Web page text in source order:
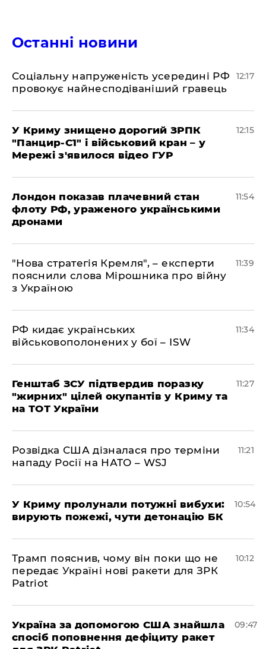
Останні новини
Соціальну напруженість усередині РФ
провокує найнесподіваніший гравець
12:17
У Криму знищено дорогий ЗРПК
"Панцир-С1" і військовий кран – у
Мережі з'явилося відео ГУР
12:15
Лондон показав плачевний стан
флоту РФ, ураженого українськими
дронами
11:54
"Нова стратегія Кремля", – експерти
пояснили слова Мірошника про війну
з Україною
11:39
РФ кидає українських
військовополонених у бої – ISW
11:34
Генштаб ЗСУ підтвердив поразку
"жирних" цілей окупантів у Криму та
на ТОТ України
11:27
Розвідка США дізналася про терміни
нападу Росії на НАТО – WSJ
11:21
У Криму пролунали потужні вибухи:
вирують пожежі, чути детонацію БК
10:54
Трамп пояснив, чому він поки що не
передає Україні нові ракети для ЗРК
Patriot
10:12
Україна за допомогою США знайшла
спосіб поповнення дефіциту ракет
09:47